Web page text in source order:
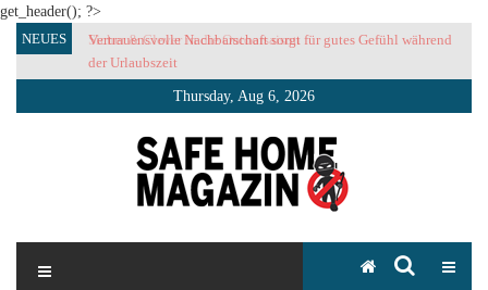
get_header(); ?>
Skip
content
NEUES
Vertrauensvolle Nachbarschaft sorgt für gutes Gefühl während
der Urlaubszeit
Thursday, Aug 6, 2026
SAFE HOME Magazin